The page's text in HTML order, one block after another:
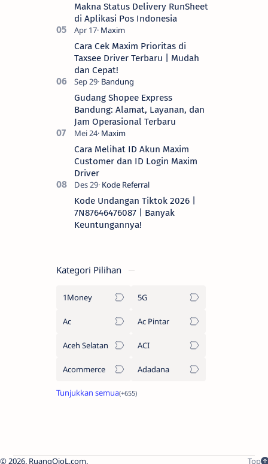
Makna Status Delivery RunSheet
di Aplikasi Pos Indonesia
Cara Cek Maxim Prioritas di
Taxsee Driver Terbaru | Mudah
dan Cepat!
Gudang Shopee Express
Bandung: Alamat, Layanan, dan
Jam Operasional Terbaru
Cara Melihat ID Akun Maxim
Customer dan ID Login Maxim
Driver
Kode Undangan Tiktok 2026 |
7N87646476087 | Banyak
Keuntungannya!
Kategori Pilihan
1Money 5G
Ac Ac Pintar
Aceh Selatan ACI
Acommerce Adadana
2026. RuangOjoL.com.